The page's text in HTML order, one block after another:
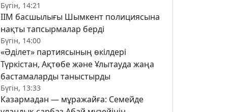
Бүгін, 14:21
ІІМ басшылығы Шымкент полициясына
нақты тапсырмалар берді
Бүгін, 14:00
«Әділет» партиясының өкілдері
Түркістан, Ақтөбе және Ұлытауда жаңа
бастамаларды таныстырды
Бүгін, 13:33
Казармадан — мұражайға: Семейде